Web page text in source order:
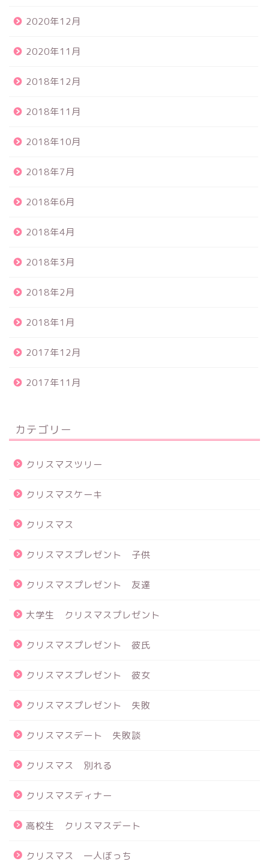
2020年12月
2020年11月
2018年12月
2018年11月
2018年10月
2018年7月
2018年6月
2018年4月
2018年3月
2018年2月
2018年1月
2017年12月
2017年11月
カテゴリー
クリスマスツリー
クリスマスケーキ
クリスマス
クリスマスプレゼント 子供
クリスマスプレゼント 友達
大学生 クリスマスプレゼント
クリスマスプレゼント 彼氏
クリスマスプレゼント 彼女
クリスマスプレゼント 失敗
クリスマスデート 失敗談
クリスマス 別れる
クリスマスディナー
高校生 クリスマスデート
クリスマス 一人ぼっち